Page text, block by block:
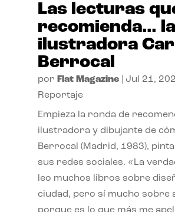
Las lecturas
recomienda… la
ilustradora
Berrocal
por Flat Magazine| Jul 21,
Reportaje
Empieza la ronda de
ilustradora y dibujante de
Berrocal (Madrid, 1983),
sus redes sociales. «La
leo muchos libros sobre
ciudad, pero sí mucho sobre